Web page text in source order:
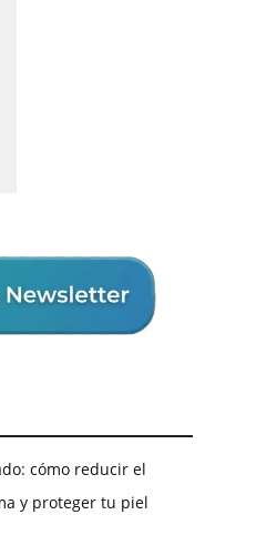
cómo reducir el
y proteger tu piel